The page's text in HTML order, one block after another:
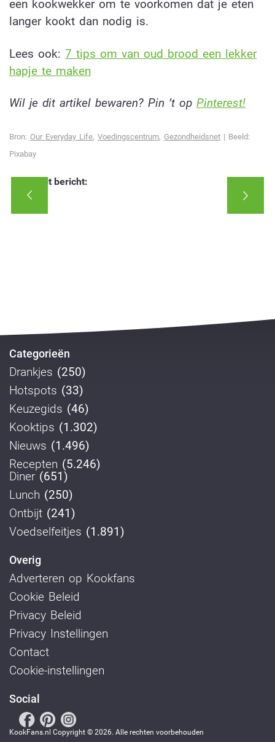
een kookwekker om te voorkomen dat je eten
langer kookt dan nodig is.
Lees ook: 7 tips om van oud brood een lekker
hapje te maken
Wil je dit artikel bewaren? Pin ’t op Pinterest!
Bron: Our Everyday Life, Voedingscentrum, Gezondheidsnet | Beeld:
Pixabay
Deel dit bericht:
Categorieën
Drankjes (250)
Hotspots (33)
Keuzegids (46)
Kooktips (1.302)
Nieuws (1.496)
Recepten (5.246)
Diner (651)
Lunch (250)
Ontbijt (241)
Voedselfeitjes (1.891)
Overig
Adverteren op Kookfans
Cookie Beleid
Privacy Beleid
Privacy Instellingen
Contact
Cookie-instellingen
Social
KookFans.nl Copyright © 2026. Alle rechten voorbehouden